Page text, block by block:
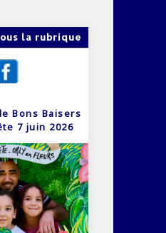
la rubrique
Bons Baisers
7 juin 2026